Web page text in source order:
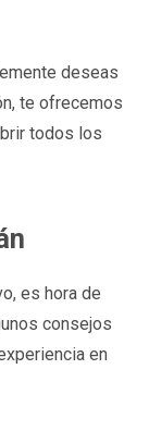
deseas
te ofrecemos
todos los
es hora de
consejos
en